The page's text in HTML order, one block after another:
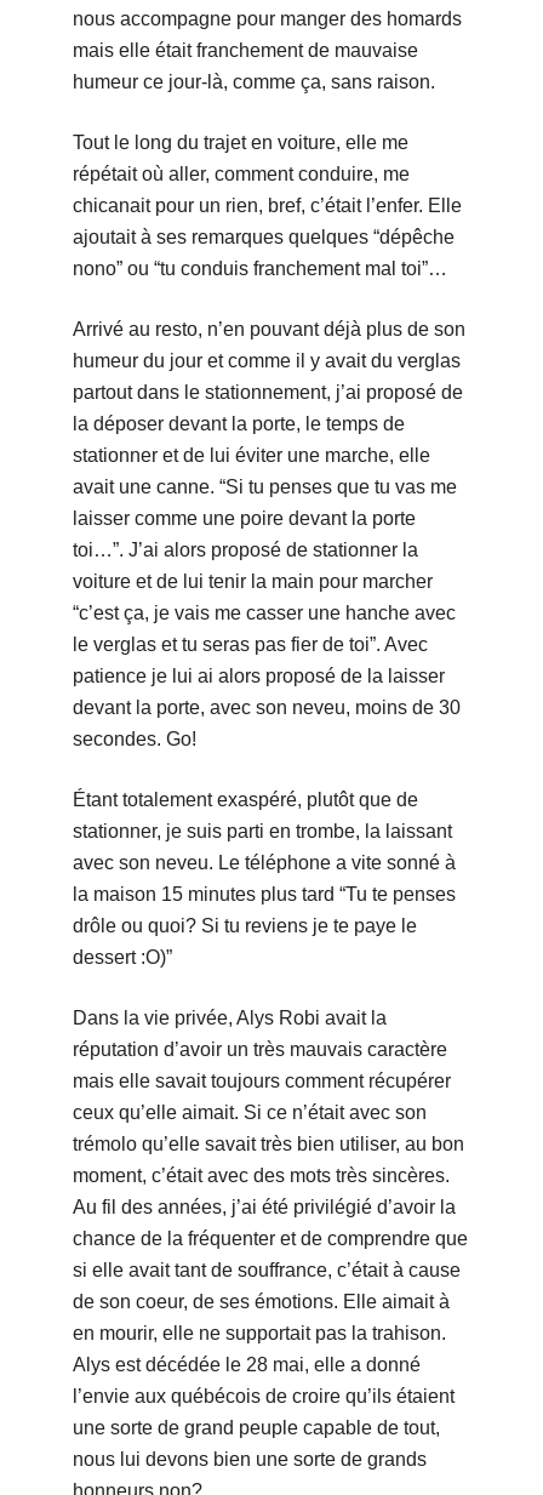
nous accompagne pour manger des homards
mais elle était franchement de mauvaise
humeur ce jour-là, comme ça, sans raison.
Tout le long du trajet en voiture, elle me
répétait où aller, comment conduire, me
chicanait pour un rien, bref, c’était l’enfer. Elle
ajoutait à ses remarques quelques “dépêche
nono” ou “tu conduis franchement mal toi”…
Arrivé au resto, n’en pouvant déjà plus de son
humeur du jour et comme il y avait du verglas
partout dans le stationnement, j’ai proposé de
la déposer devant la porte, le temps de
stationner et de lui éviter une marche, elle
avait une canne. “Si tu penses que tu vas me
laisser comme une poire devant la porte
toi…”. J’ai alors proposé de stationner la
voiture et de lui tenir la main pour marcher
“c’est ça, je vais me casser une hanche avec
le verglas et tu seras pas fier de toi”. Avec
patience je lui ai alors proposé de la laisser
devant la porte, avec son neveu, moins de 30
secondes. Go!
Étant totalement exaspéré, plutôt que de
stationner, je suis parti en trombe, la laissant
avec son neveu. Le téléphone a vite sonné à
la maison 15 minutes plus tard “Tu te penses
drôle ou quoi? Si tu reviens je te paye le
dessert :O)”
Dans la vie privée, Alys Robi avait la
réputation d’avoir un très mauvais caractère
mais elle savait toujours comment récupérer
ceux qu’elle aimait. Si ce n’était avec son
trémolo qu’elle savait très bien utiliser, au bon
moment, c’était avec des mots très sincères.
Au fil des années, j’ai été privilégié d’avoir la
chance de la fréquenter et de comprendre que
si elle avait tant de souffrance, c’était à cause
de son coeur, de ses émotions. Elle aimait à
en mourir, elle ne supportait pas la trahison.
Alys est décédée le 28 mai, elle a donné
l’envie aux québécois de croire qu’ils étaient
une sorte de grand peuple capable de tout,
nous lui devons bien une sorte de grands